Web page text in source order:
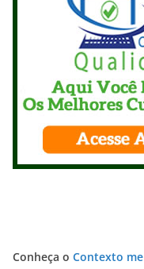
Conheça o Contexto me